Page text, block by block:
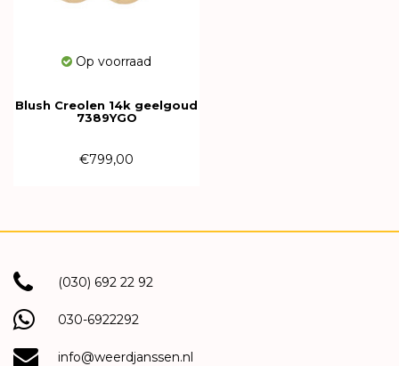
Op voorraad
Blush Creolen 14k geelgoud
7389YGO
€799,00
(030) 692 22 92
030-6922292
info@weerdjanssen.nl